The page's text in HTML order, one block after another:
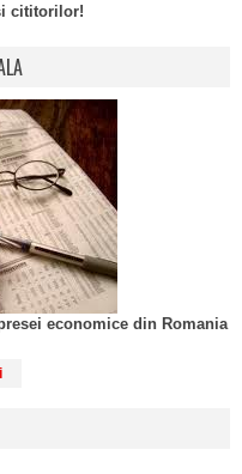
cititorilor!
economice din Romania